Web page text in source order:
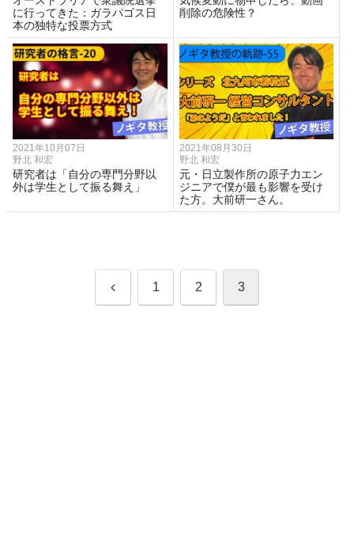
に行ってきた：ガラパゴス日
本の独特な投票方式
削除の危険性？
2021年10月07日
野北 和宏
研究者は「自分の専門分野以
外は学生として振る舞え」
2021年08月30日
野北 和宏
元・日立製作所の原子力エン
ジニアで僕が最も影響を受け
た方。大前研一さん。
前 1 2 3